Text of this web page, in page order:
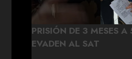
PRISIÓN DE 3 MESES
EVADEN AL SAT